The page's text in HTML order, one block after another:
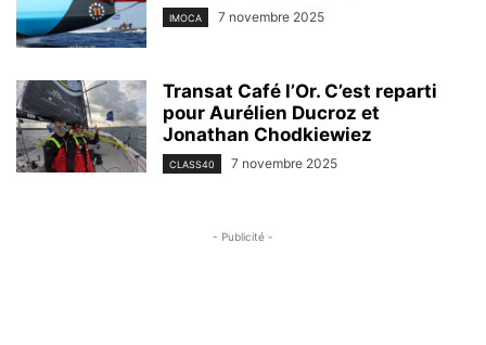
IMOCA 7 novembre 2025
Transat Café l’Or. C’est reparti
pour Aurélien Ducroz et
Jonathan Chodkiewiez
CLASS40 7 novembre 2025
- Publicité -